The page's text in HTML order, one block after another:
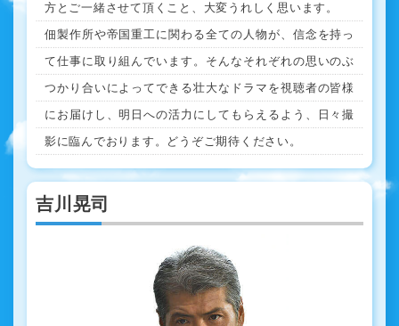
方とご一緒させて頂くこと、大変うれしく思います。
佃製作所や帝国重工に関わる全ての人物が、信念を持っ
て仕事に取り組んでいます。そんなそれぞれの思いのぶ
つかり合いによってできる壮大なドラマを視聴者の皆様
にお届けし、明日への活力にしてもらえるよう、日々撮
影に臨んでおります。どうぞご期待ください。
吉川晃司